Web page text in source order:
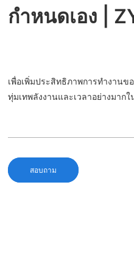
กำหนดเอง |
เพื่อเพิ่มประสิทธิภาพการทำงาน
ทุ่มเทพลังงานและเวลาอย่างมาก
สอบถาม